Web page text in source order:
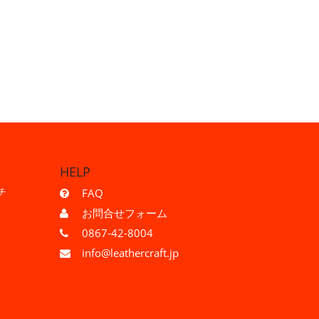
HELP
FAQ
お問合せフォーム
0867-42-8004
info@leathercraft.jp